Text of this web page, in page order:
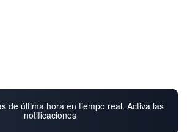
de última hora en tiempo real. Activa las
notificaciones